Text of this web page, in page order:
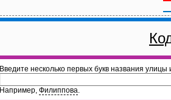
Введите несколько первых букв названия улицы
Например, Филиппова.